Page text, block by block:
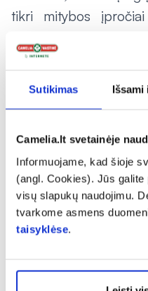
Sutikimas Išsami
Camelia.lt svetainėje
Informuojame, kad šioje
(angl. Cookies). Jūs
visų slapukų naudojimu.
tvarkome asmens
taisyklėse.
tikri mitybos
šokolado, riešutų,
vyno vartojimas.
vitaminų ir greičiau
Vaistininko R.
kankinamiems
parinkti vaistus,
produktų, kurie
gydytojus
mėnesį ištinka keli